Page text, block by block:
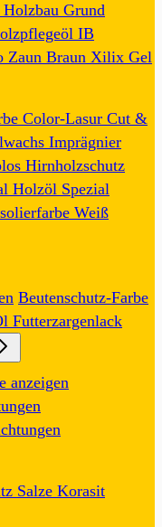
Holzbau Grund
IB
Zaun Braun Xilix Gel
Color-Lasur Cut &
Imprägnier
Hirnholzschutz
Holzöl Spezial
Weiß
Beutenschutz-Farbe
Futterzargenlack
anzeigen
Salze Korasit